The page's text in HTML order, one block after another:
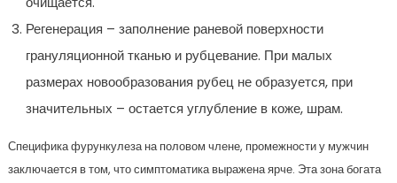
Регенерация – заполнение раневой поверхности
грануляционной тканью и рубцевание. При малых
размерах новообразования рубец не образуется, при
значительных – остается углубление в коже, шрам.
Специфика фурункулеза на половом члене, промежности у мужчин
заключается в том, что симптоматика выражена ярче. Эта зона богата